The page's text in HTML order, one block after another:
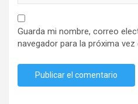
Guarda mi nombre, correo
navegador para la próxima